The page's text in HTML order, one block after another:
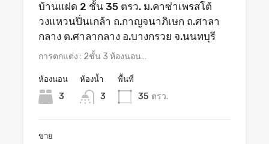
บ้านแฝด 2 ชั้น 35 ตรว. ม.คาซ่าเพรสโต้
วงแหวนปิ่นเกล้า ถ.กาญจนาภิเษก ถ.ศาลา
กลาง ต.ศาลากลาง อ.บางกรวย จ.นนทบุรี
การตกแต่ง : 2ชั้น 3 ห้องนอน…
ห้องนอน
3
ห้องน้ำ
3
พื้นที่
35 ตรว.
ขาย